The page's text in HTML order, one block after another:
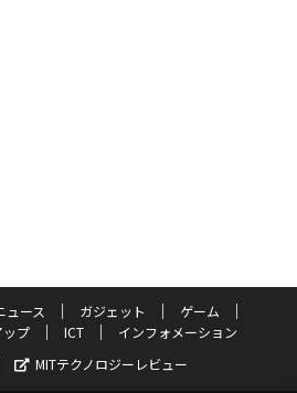
ュース ガジェット
ゲーム
プ ICT
インフォメーション
MITテクノロジーレビュー